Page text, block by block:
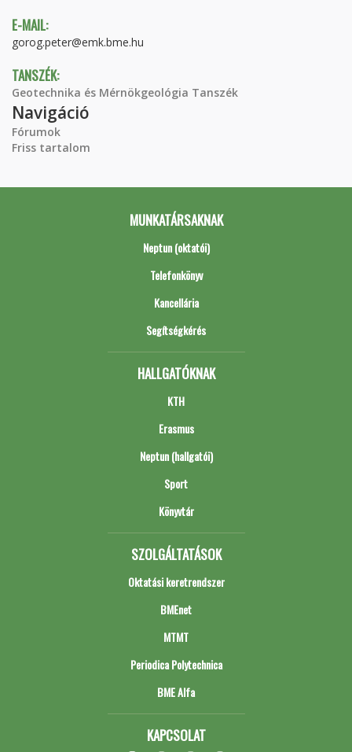
E-MAIL:
gorog.peter@emk.bme.hu
TANSZÉK:
Geotechnika és Mérnökgeológia Tanszék
Navigáció
Fórumok
Friss tartalom
MUNKATÁRSAKNAK
Neptun (oktatói)
Telefonkönyv
Kancellária
Segítségkérés
HALLGATÓKNAK
KTH
Erasmus
Neptun (hallgatói)
Sport
Könyvtár
SZOLGÁLTATÁSOK
Oktatási keretrendszer
BMEnet
MTMT
Periodica Polytechnica
BME Alfa
KAPCSOLAT